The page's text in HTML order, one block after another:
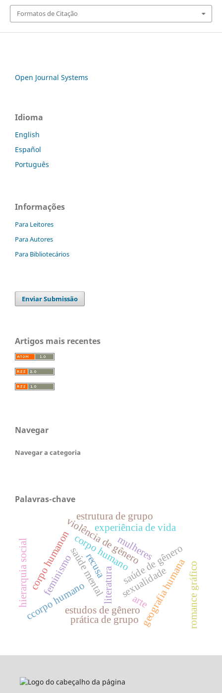
Formatos de Citação
Open Journal Systems
Idioma
English
Español
Português
Informações
Para Leitores
Para Autores
Para Bibliotecários
Enviar Submissão
Artigos mais recentes
Navegar
Navegar a categoria
Palavras-chave
saúde mental saúde de gênero
violência de gênero
ccorpo humano geografia humana
sexualidade
literatura
experiência de vida
mulheres
corpo humanon
estudos de gênero romance gráfico
hierarquia social corpo humano
feminismo
arte
recusa
estrutura de grupo
prática de grupo